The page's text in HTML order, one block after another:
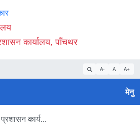
कार्यालय, पाँचथर
A- A A+
मेनु
कार्य...